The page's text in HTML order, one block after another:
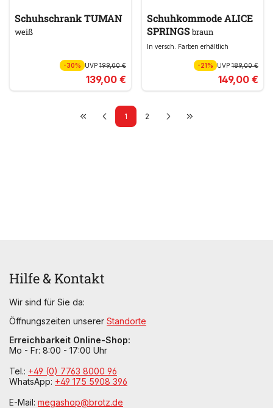
Schuhschrank TUMAN
weiß
-30% UVP 199,00 €
139,00 €
Schuhkommode ALICE
SPRINGSbraun
In versch. Farben erhältlich
-21% UVP189,00 €
149,00 €
1 2
Hilfe & Kontakt
Wir sind für Sie da:
Öffnungszeiten unserer Standorte
Erreichbarkeit Online-Shop:
Mo - Fr: 8:00 - 17:00 Uhr
Tel.: +49 (0) 7763 8000 96
WhatsApp: +49 175 5908 396
E-Mail: megashop@brotz.de